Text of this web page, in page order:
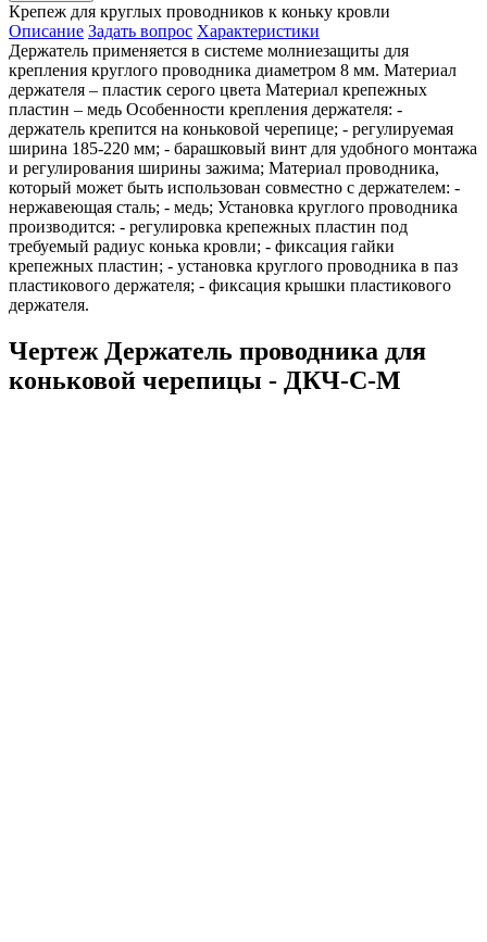
Крепеж для круглых проводников к коньку кровли
Описание Задать вопрос Характеристики
Держатель применяется в системе молниезащиты для
крепления круглого проводника диаметром 8 мм. Материал
держателя – пластик серого цвета Материал крепежных
пластин – медь Особенности крепления держателя: -
держатель крепится на коньковой черепице; - регулируемая
ширина 185-220 мм; - барашковый винт для удобного монтажа
и регулирования ширины зажима; Материал проводника,
который может быть использован совместно с держателем: -
нержавеющая сталь; - медь; Установка круглого проводника
производится: - регулировка крепежных пластин под
требуемый радиус конька кровли; - фиксация гайки
крепежных пластин; - установка круглого проводника в паз
пластикового держателя; - фиксация крышки пластикового
держателя.
Чертеж Держатель проводника для
коньковой черепицы - ДКЧ-С-М